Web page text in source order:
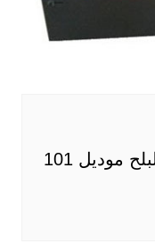
الة تغليف علب تمر وعلب البلح موديل 101